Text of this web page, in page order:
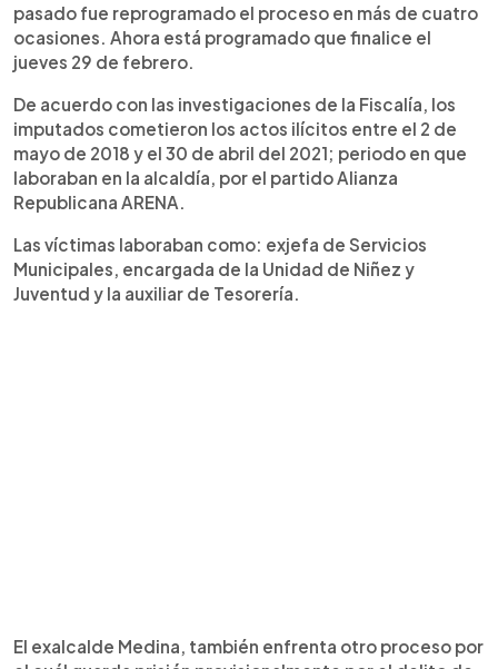
pasado fue reprogramado el proceso en más de cuatro
ocasiones. Ahora está programado que finalice el
jueves 29 de febrero.
De acuerdo con las investigaciones de la Fiscalía, los
imputados cometieron los actos ilícitos entre el 2 de
mayo de 2018 y el 30 de abril del 2021; periodo en que
laboraban en la alcaldía, por el partido Alianza
Republicana ARENA.
Las víctimas laboraban como: exjefa de Servicios
Municipales, encargada de la Unidad de Niñez y
Juventud y la auxiliar de Tesorería.
El exalcalde Medina, también enfrenta otro proceso por